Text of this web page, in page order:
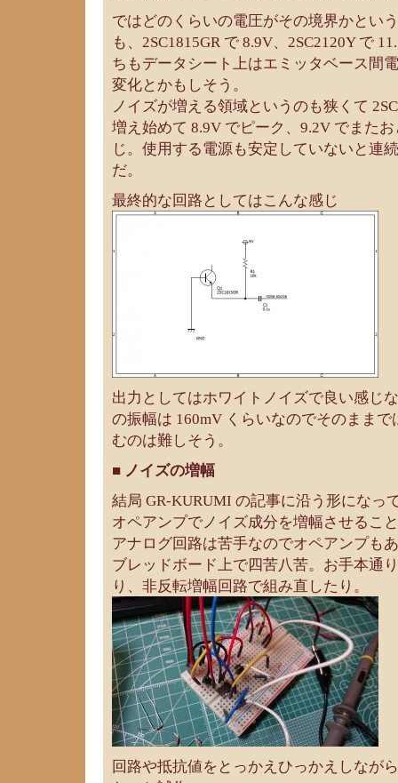
ではどのくらいの電圧がその境界かとい
も、2SC1815GR で 8.9V、2SC2120Y で
ちもデータシート上はエミッタベース間
変化とかもしそう。
ノイズが増える領域というのも狭くて
増え始めて 8.9V でピーク、9.2V でまた
じ。使用する電源も安定していないと連
だ。
最終的な回路としてはこんな感じ
出力としてはホワイトノイズで良い感じ
の振幅は 160mV くらいなのでそのまま
むのは難しそう。
■ ノイズの増幅
結局 GR-KURUMI の記事に沿う形になっ
オペアンプでノイズ成分を増幅させるこ
アナログ回路は苦手なのでオペアンプも
ブレッドボード上で四苦八苦。お手本通
り、非反転増幅回路で組み直したり。
回路や抵抗値をとっかえひっかえしなが